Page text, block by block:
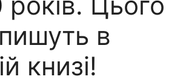
в
книзі!